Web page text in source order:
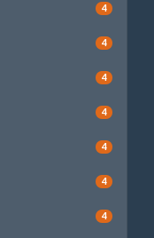
4
4
4
4
4
4
4